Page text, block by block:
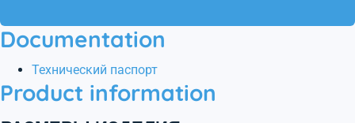
Documentation
Технический паспорт
Product information